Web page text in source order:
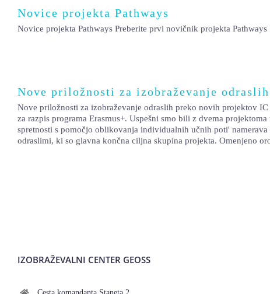
Novice projekta Pathways
Novice projekta Pathways Preberite prvi novičnik projekta
Nove priložnosti za izobraževanje
Nove priložnosti za izobraževanje odraslih preko novih projektov
za razpis programa Erasmus+. Uspešni smo bili z dvema
spretnosti s pomočjo oblikovanja individualnih učnih poti'
odraslimi, ki so glavna končna ciljna skupina projekta. Omenjeno
IZOBRAŽEVALNI CENTER GEOSS